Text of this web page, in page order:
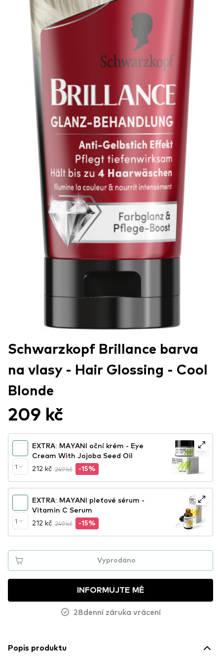
Schwarzkopf Brillance barva
na vlasy - Hair Glossing - Cool
Blonde
209 kč
1
EXTRA: MAYANI oční krém - Eye
Cream With Jojoba Seed Oil
212 kč 249 kč -15%
1
EXTRA: MAYANI pleťové sérum -
Vitamin C Serum
212 kč 249 kč -15%
Vyprodáno
INFORMUJTE MĚ
28denní záruka vrácení
Popis produktu